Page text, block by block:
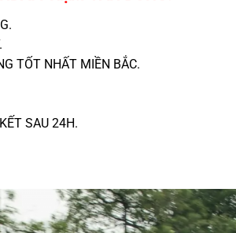
TỐT NHẤT MIỀN BẮC.
SAU 24H.